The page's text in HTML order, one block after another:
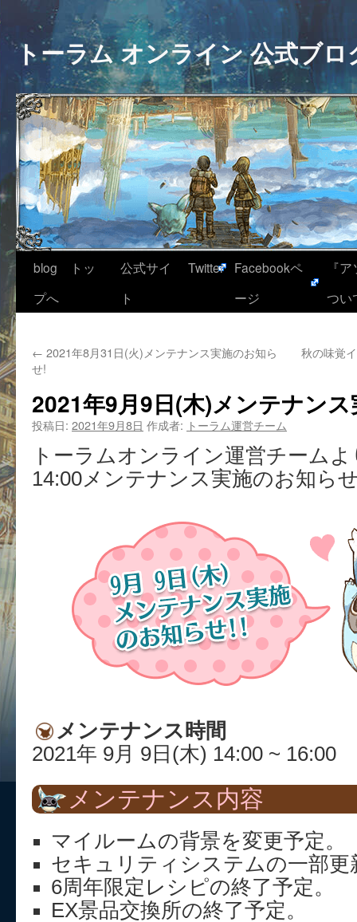
トーラム オンライン 公式ブロ
blog トッ
プへ
公式サイ
ト
Twitter
Facebookペ
ージ
『
つい
← 2021年8月31日(火)メンテナンス実施のお知ら
せ!
秋の味覚
2021年9月9日(木)メンテナン
投稿日: 2021年9月8日 作成者: トーラム運営チーム
トーラムオンライン運営チーム
14:00メンテナンス実施のお知ら
メンテナンス時間
2021年 9月 9日(木) 14:00 ~ 16:00
メンテナンス内容
マイルームの背景を変更予定。
セキュリティシステムの一部更
6周年限定レシピの終了予定。
EX景品交換所の終了予定。